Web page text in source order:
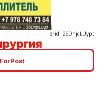
erid: 2SDnjcrDNw6